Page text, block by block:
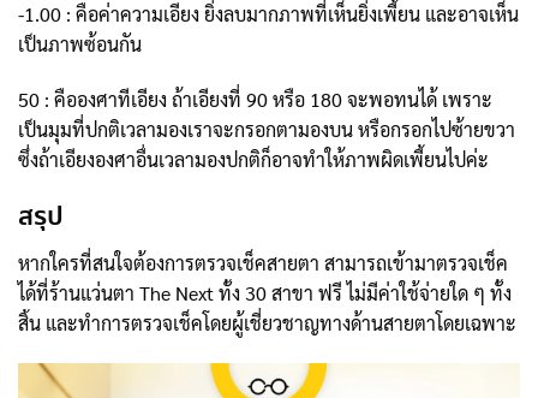
-1.00 : คือค่าความเอียง ยิ่งลบมากภาพที่เห็นยิ่งเพี้ยน และอาจเห็น
เป็นภาพซ้อนกัน
50 : คือองศาทีเอียง ถ้าเอียงที่ 90 หรือ 180 จะพอทนได้ เพราะ
เป็นมุมที่ปกติเวลามองเราจะกรอกตามองบน หรือกรอกไปซ้ายขวา
ซึ่งถ้าเอียงองศาอื่นเวลามองปกติก็อาจทำให้ภาพผิดเพี้ยนไปค่ะ
สรุป
หากใครที่สนใจต้องการตรวจเช็คสายตา สามารถเข้ามาตรวจเช็ค
ได้ที่ร้านแว่นตา The Next ทั้ง 30 สาขา ฟรี ไม่มีค่าใช้จ่ายใด ๆ ทั้ง
สิ้น และทำการตรวจเช็คโดยผู้เชี่ยวชาญทางด้านสายตาโดยเฉพาะ